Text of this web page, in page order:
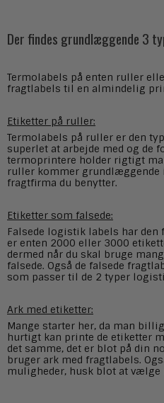
Der findes grundlæggende 3
Termolabels på enten ruller
fragtlabels til en almindelig
Etiketter på ruller:
Termolabels på ruller er den
superlet at arbejde med og de
termoprintere holder rigtigt
ruller kommer
fragtfirma du benytter.
Etiketter som falsede:
Falsede logistik labels har den
er enten 2000 eller 3000
dermed når du skal bruge
falsede. Også de falsede
som passer til de 2 typer
Ark med etiketter:
Mange starter her, da man
hurtigt kan printe de etiketter
det samme, det er blot på din
bruger ark med fragtlabels.
muligheder, husk blot at vælge